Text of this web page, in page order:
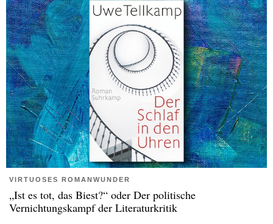
VIRTUOSES ROMANWUNDER
„Ist es tot, das Biest?“ oder Der politische
Vernichtungskampf der Literaturkritik